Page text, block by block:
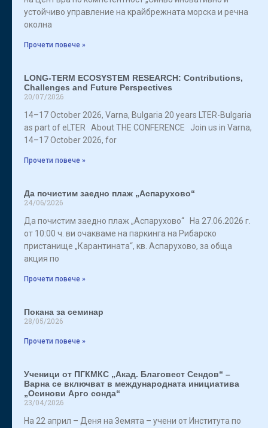
устойчиво управление на крайбрежната морска и речна
околна
Прочети повече »
LONG-TERM ECOSYSTEM RESEARCH: Contributions,
Challenges and Future Perspectives
20/07/2026
14–17 October 2026, Varna, Bulgaria 20 years LTER-Bulgaria
as part of eLTER About THE CONFERENCE Join us in Varna,
14–17 October 2026, for
Прочети повече »
Да почистим заедно плаж „Аспарухово“
24/06/2026
Да почистим заедно плаж „Аспарухово“ На 27.06.2026 г.
от 10:00 ч. ви очакваме на паркинга на Рибарско
пристанище „Карантината“, кв. Аспарухово, за обща
акция по
Прочети повече »
Покана за семинар
28/05/2026
Прочети повече »
Ученици от ПГКМКС „Акад. Благовест Сендов“ –
Варна се включват в международната инициатива
„Осинови Арго сонда“
23/04/2026
На 22 април – Деня на Земята – учени от Института по